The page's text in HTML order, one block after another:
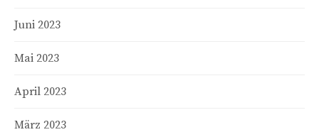
Juni 2023
Mai 2023
April 2023
März 2023